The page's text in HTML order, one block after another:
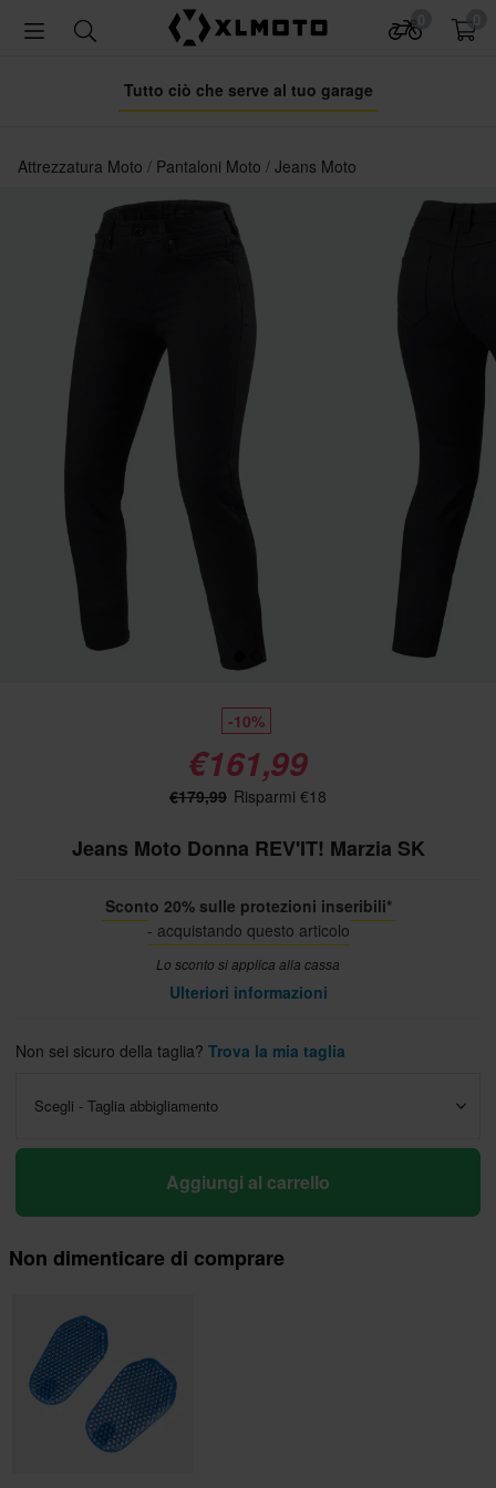
Tutto ciò che serve al tuo garage
Attrezzatura Moto Pantaloni Moto Jeans Moto
-10%
€161,99
€179,99 Risparmi €18
Jeans Moto Donna REV'IT! Marzia SK
Sconto 20% sulle protezioni inseribili*
- acquistando questo articolo
Lo sconto si applica alla cassa
Ulteriori informazioni
Non sei sicuro della taglia? Trova la mia taglia
Scegli - Taglia abbigliamento
Aggiungi al carrello
Non dimenticare di comprare